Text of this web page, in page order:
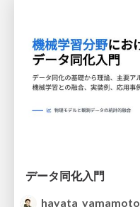
データ同化入門
hayata_yamamoto